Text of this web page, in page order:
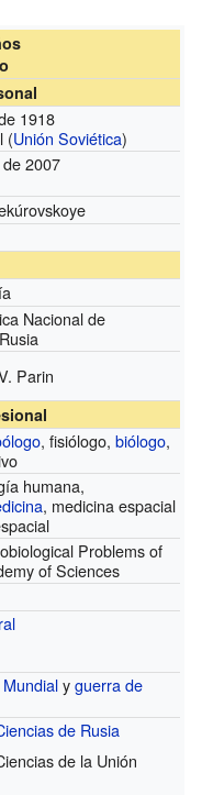
1918
(Unión Soviética)
2007
Nacional de
Parin
, fisiólogo,biólogo,
humana,
, medicina espacial
Problems of
of Sciences
yguerra de
de Rusia
de la Unión